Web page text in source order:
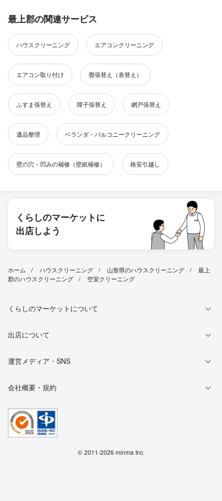
最上郡の関連サービス
ハウスクリーニング エアコンクリーニング
エアコン取り付け 畳張替え（表替え）
ふすま張替え 障子張替え 網戸張替え
遺品整理 ベランダ・バルコニークリーニング
壁の穴・凹みの補修（壁紙補修） 格安引越し
くらしのマーケットに
出店しよう
ホーム ハウスクリーニング 山形県のハウスクリーニング
最上
郡のハウスクリーニング
空室クリーニング
くらしのマーケットについて
出店について
運営メディア・SNS
会社概要・規約
© 2011-2026 minma Inc.